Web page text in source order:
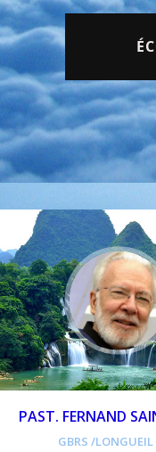
PAST. FERNAND
GBRS /LONGUEIL